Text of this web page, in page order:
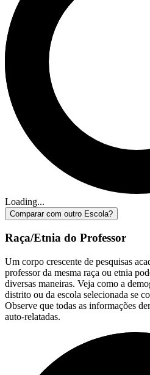
Loading...
Comparar com outro Escola?
Raça/Etnia do Professor
Um corpo crescente de pesquisas
professor da mesma raça ou etnia
diversas maneiras. Veja como a
distrito ou da escola selecionada se
Observe que todas as informações
auto-relatadas.